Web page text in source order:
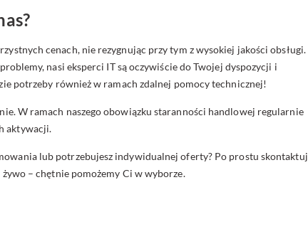
cenach, nie rezygnując przy tym z wysokiej jakości obsługi.
nasi eksperci IT są oczywiście do Twojej dyspozycji i
potrzeby również w ramach zdalnej pomocy technicznej!
W ramach naszego obowiązku staranności handlowej regularnie
aktywacji.
lub potrzebujesz indywidualnej oferty? Po prostu skontaktuj
– chętnie pomożemy Ci w wyborze.